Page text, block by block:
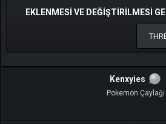
EKLENMESI VE DEĞIŞTIRILMESI
Kenxyies
Pokemon Çaylağı